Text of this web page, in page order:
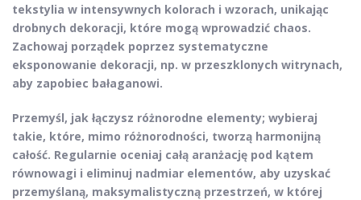
tekstylia w intensywnych kolorach i wzorach, unikając
drobnych dekoracji, które mogą wprowadzić chaos.
Zachowaj porządek poprzez systematyczne
eksponowanie dekoracji, np. w przeszklonych witrynach,
aby zapobiec bałaganowi.
Przemyśl, jak łączysz różnorodne elementy; wybieraj
takie, które, mimo różnorodności, tworzą harmonijną
całość. Regularnie oceniaj całą aranżację pod kątem
równowagi i eliminuj nadmiar elementów, aby uzyskać
przemyślaną, maksymalistyczną przestrzeń, w której